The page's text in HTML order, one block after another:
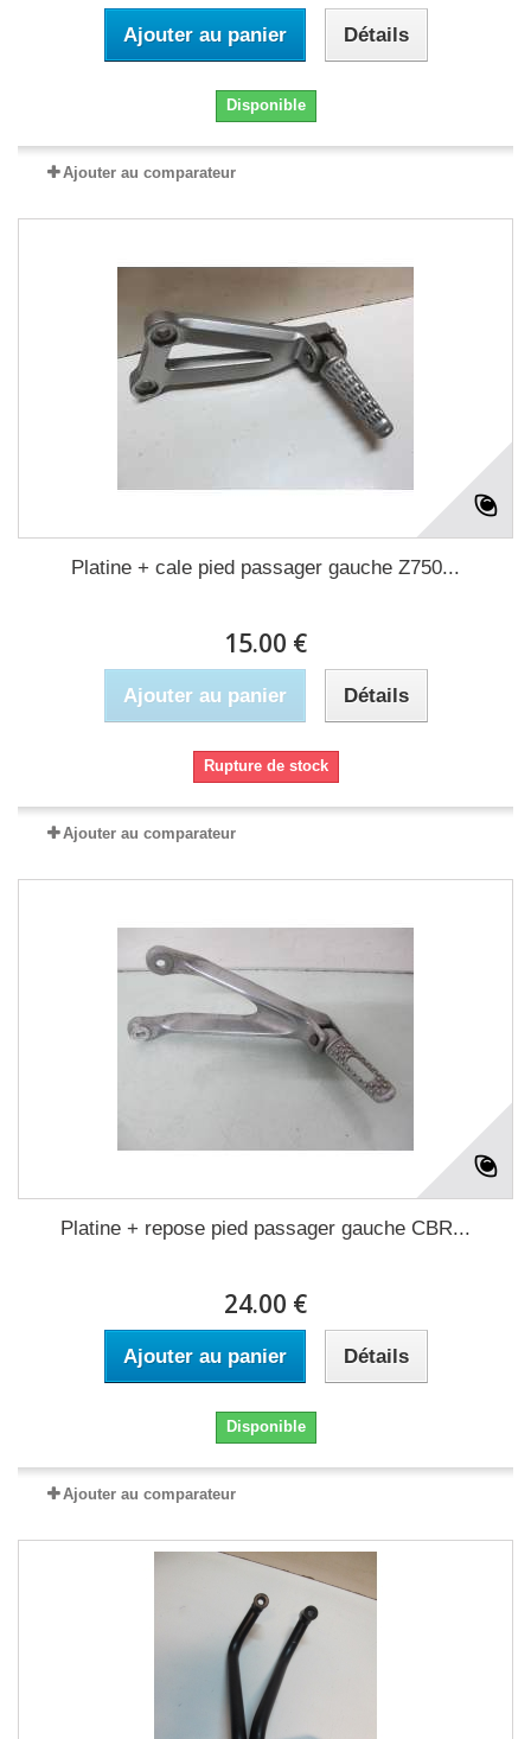
Ajouter au panier Détails
Disponible
Ajouter au comparateur
Platine + cale pied passager gauche Z750...
15.00 €
Ajouter au panier Détails
Rupture de stock
Ajouter au comparateur
Platine + repose pied passager gauche CBR...
24.00 €
Ajouter au panier Détails
Disponible
Ajouter au comparateur